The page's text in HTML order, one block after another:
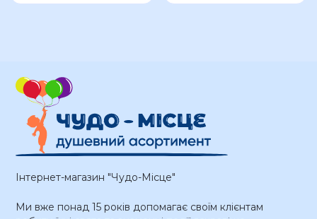
Інтернет-магазин "Чудо-Місце"
Ми вже понад 15 років допомагає своїм клієнтам